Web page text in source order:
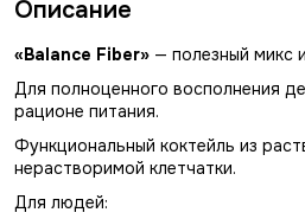
Описание
«Balance Fiber» — полезный микс
Для полноценного восполнения
рационе питания.
Функциональный коктейль из
нерастворимой клетчатки.
Для людей: